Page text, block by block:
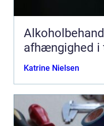
afhængighed i
Katrine Nielsen